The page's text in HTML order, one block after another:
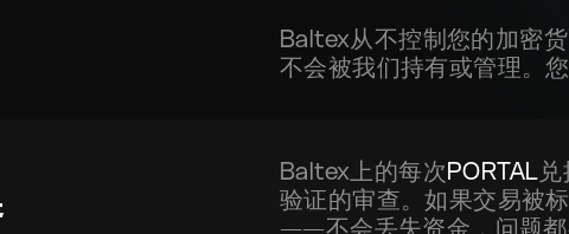
Baltex从不控制您的加密
不会被我们持有或管理。
Baltex上的每次PORTAL
验证的审查。如果交易被